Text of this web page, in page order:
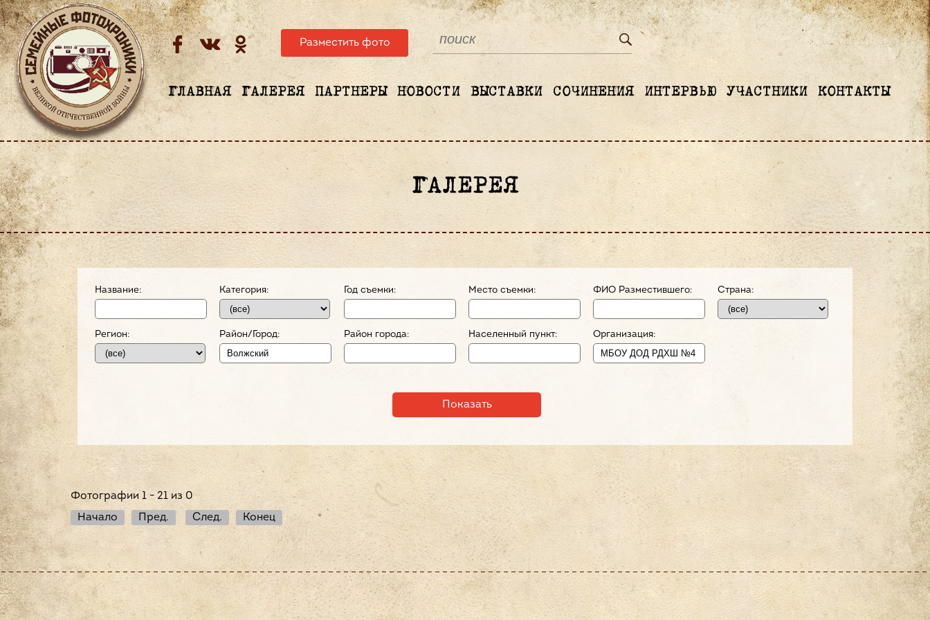
Разместить фото
ГЛАВНАЯ ГАЛЕРЕЯ ПАРТНЕРЫ НОВОСТИ ВЫСТАВКИ СОЧИНЕНИЯ ИНТЕРВЬЮ УЧАСТНИКИ КОНТАКТЫ
ГАЛЕРЕЯ
Название: Категория: Год съемки: Место съемки: ФИО Разместившего: Страна:
Регион: Район/Город: Район города: Населенный пункт: Организация:
Фотографии 1 - 21 из 0
Начало
Пред. След. Конец